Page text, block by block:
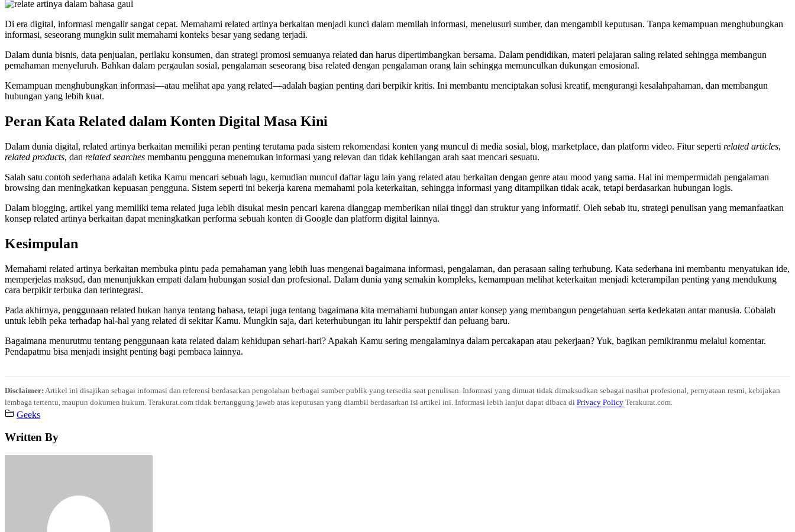
Di era digital, informasi mengalir sangat cepat. Memahami related artinya berkaitan menjadi kunci dalam memilah informasi, menelusuri sumber, dan mengambil keputusan. Tanpa kemampuan menghubungkan
informasi, seseorang mungkin sulit memahami konteks besar yang sedang terjadi.
Dalam dunia bisnis, data penjualan, perilaku konsumen, dan strategi promosi semuanya related dan harus dipertimbangkan bersama. Dalam pendidikan, materi pelajaran saling related sehingga membangun
pemahaman menyeluruh. Bahkan dalam pergaulan sosial, pengalaman seseorang bisa related dengan pengalaman orang lain sehingga memunculkan dukungan emosional.
Kemampuan menghubungkan informasi—atau melihat apa yang related—adalah bagian penting dari berpikir kritis. Ini membantu menciptakan solusi kreatif, mengurangi kesalahpahaman, dan membangun
hubungan yang lebih kuat.
Peran Kata Related dalam Konten Digital Masa Kini
Dalam dunia digital, related artinya berkaitan memiliki peran penting terutama pada sistem rekomendasi konten yang muncul di media sosial, blog, marketplace, dan platform video. Fitur seperti related articles,
related products, dan related searches membantu pengguna menemukan informasi yang relevan dan tidak kehilangan arah saat mencari sesuatu.
Salah satu contoh sederhana adalah ketika Kamu mencari sebuah lagu, kemudian muncul daftar lagu lain yang related atau berkaitan dengan genre atau mood yang sama. Hal ini mempermudah pengalaman
browsing dan meningkatkan kepuasan pengguna. Sistem seperti ini bekerja karena memahami pola keterkaitan, sehingga informasi yang ditampilkan tidak acak, tetapi berdasarkan hubungan logis.
Dalam blogging, artikel yang memiliki tema related juga lebih disukai mesin pencari karena dianggap memberikan nilai tinggi dan struktur yang informatif. Oleh sebab itu, strategi penulisan yang memanfaatkan
konsep related artinya berkaitan dapat meningkatkan performa sebuah konten di Google dan platform digital lainnya.
Kesimpulan
Memahami related artinya berkaitan membuka pintu pada pemahaman yang lebih luas mengenai bagaimana informasi, pengalaman, dan perasaan saling terhubung. Kata sederhana ini membantu menyatukan ide,
memperjelas maksud, dan menunjukkan empati dalam hubungan sosial dan profesional. Dalam dunia yang semakin kompleks, kemampuan melihat keterkaitan menjadi keterampilan penting yang mendukung
cara berpikir terbuka dan terintegrasi.
Pada akhirnya, penggunaan related bukan hanya tentang bahasa, tetapi juga tentang bagaimana kita memahami hubungan antar konsep yang membangun pengetahuan serta kedekatan antar manusia. Cobalah
untuk lebih peka terhadap hal-hal yang related di sekitar Kamu. Mungkin saja, dari keterhubungan itu lahir perspektif dan peluang baru.
Bagaimana menurutmu tentang penggunaan kata related dalam kehidupan sehari-hari? Apakah Kamu sering mengalaminya dalam percakapan atau pekerjaan? Yuk, bagikan pemikiranmu melalui komentar.
Pendapatmu bisa menjadi insight penting bagi pembaca lainnya.
Disclaimer: Artikel ini disajikan sebagai informasi dan referensi berdasarkan pengolahan berbagai sumber publik yang tersedia saat penulisan. Informasi yang dimuat tidak dimaksudkan sebagai nasihat profesional, pernyataan resmi, kebijakan
lembaga tertentu, maupun dokumen hukum. Terakurat.com tidak bertanggung jawab atas keputusan yang diambil berdasarkan isi artikel ini. Informasi lebih lanjut dapat dibaca di Privacy Policy Terakurat.com.
Geeks
Written By